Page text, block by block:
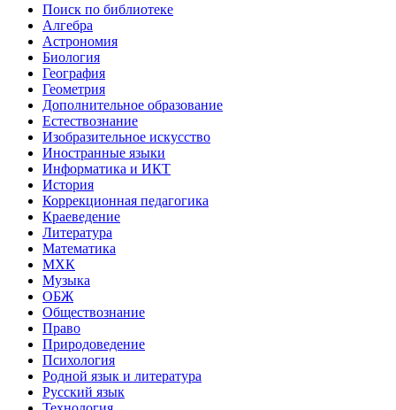
Поиск по библиотеке
Алгебра
Астрономия
Биология
География
Геометрия
Дополнительное образование
Естествознание
Изобразительное искусство
Иностранные языки
Информатика и ИКТ
История
Коррекционная педагогика
Краеведение
Литература
Математика
МХК
Музыка
ОБЖ
Обществознание
Право
Природоведение
Психология
Родной язык и литература
Русский язык